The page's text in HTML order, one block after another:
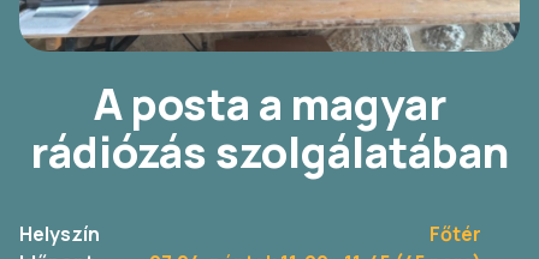
A posta a magyar
rádiózás szolgálatában
Helyszín
Főtér